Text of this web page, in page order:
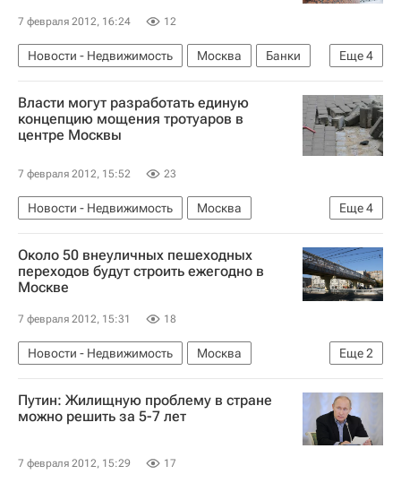
7 февраля 2012, 16:24 12
Еще4
Новости - Недвижимость Москва
Банки
Кредиты
Ипотека
Банк Москвы
Россия
Власти могут разработать единую
концепцию мощения тротуаров в
центре Москвы
7 февраля 2012, 15:52 23
Еще4
Новости - Недвижимость
Москва
Конкурсы
Москомархитектура
Инфраструктура
Россия
Около 50 внеуличных пешеходных
переходов будут строить ежегодно в
Москве
7 февраля 2012, 15:31 18
Еще2
Новости - Недвижимость
Москва
Инфраструктура
Россия
Путин: Жилищную проблему в стране
можно решить за 5-7 лет
7 февраля 2012, 15:29 17